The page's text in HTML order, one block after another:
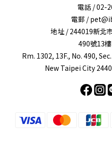
電話 / 02-
電郵 /
地址 / 244019新北
490號13
Rm. 1302, 13F., No. 490,
New Taipei City